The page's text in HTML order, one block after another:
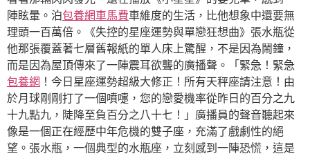
陣眩暈。泊包養網車馬費車維度的生活，比他想象中還要無
理頭一百萬倍。《失控的星座運勢與單戀狂想曲》張水瓶從
他那張覆蓋著七層舊報紙的單人床上驚醒，不是因為鬧鐘，
而是因為屋頂傳來了一陣震耳欲聾的廣播聲。「緊急！緊急
包養網 ！今日星座運勢超級大修正！所有天秤座請注意！由
於月球剛剛打了一個噴嚏，您的戀愛機率從昨日的百分之九
十九點九，陡降至負百分之八十七！」廣播員的聲音聽起來
像是一個正在經歷中年危機的雙子座，充滿了戲劇性的絕
望。張水瓶，一個典型的水瓶座，立刻感到一陣恐慌，這是